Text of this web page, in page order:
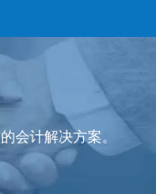
会计解决方案。